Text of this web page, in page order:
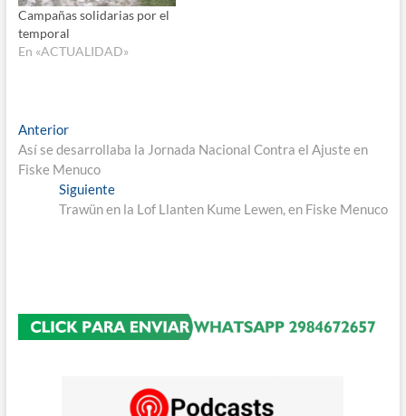
Campañas solidarias por el
temporal
En «ACTUALIDAD»
Navegación
de
entradas
AnteriorEntrada
anterior:
Así se desarrollaba la Jornada Nacional Contra el Ajuste en
Fiske Menuco
SiguienteEntrada
siguiente:
Trawün en la Lof Llanten Kume Lewen, en Fiske Menuco